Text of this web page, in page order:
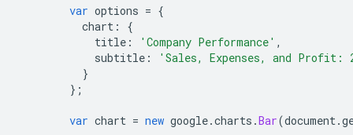
var options = {
chart :
{
title : 'Company Performance' ,
subtitle :
'Sales, Expenses, and Profit:
}
};
var chart = new google.charts .Bar(document.